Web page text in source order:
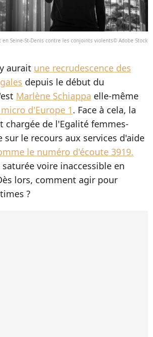
en Seine-St-Denis contre les conjoints violents© Adobe Stock
aurait une recrudescence des
depuis le début du
Marlène Schiappa elle-même
d'Europe 1. Face à cela, la
chargée de l'Egalité femmes-
sur le recours aux services d'aide
le numéro d'écoute 3919.
voire inaccessible en
lors, comment agir pour
?